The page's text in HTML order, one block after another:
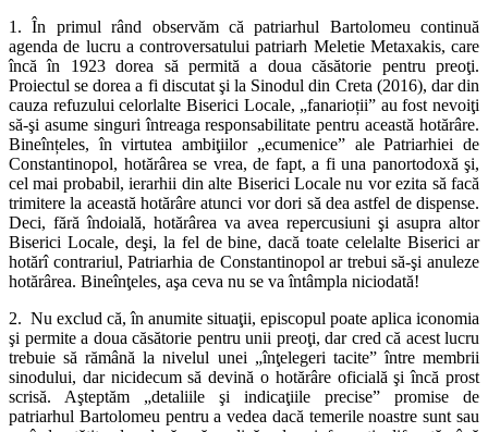
1. În primul rând observăm că patriarhul Bartolomeu continuă
agenda de lucru a controversatului patriarh Meletie Metaxakis, care
încă în 1923 dorea să permită a doua căsătorie pentru preoţi.
Proiectul se dorea a fi discutat şi la Sinodul din Creta (2016), dar din
cauza refuzului celorlalte Biserici Locale, „fanarioții” au fost nevoiţi
să-şi asume singuri întreaga responsabilitate pentru această hotărâre.
Bineînțeles, în virtutea ambiţiilor „ecumenice” ale Patriarhiei de
Constantinopol, hotărârea se vrea, de fapt, a fi una panortodoxă şi,
cel mai probabil, ierarhii din alte Biserici Locale nu vor ezita să facă
trimitere la această hotărâre atunci vor dori să dea astfel de dispense.
Deci, fără îndoială, hotărârea va avea repercusiuni şi asupra altor
Biserici Locale, deşi, la fel de bine, dacă toate celelalte Biserici ar
hotărî contrariul, Patriarhia de Constantinopol ar trebui să-şi anuleze
hotărârea. Bineînţeles, aşa ceva nu se va întâmpla niciodată!
2. Nu exclud că, în anumite situaţii, episcopul poate aplica iconomia
şi permite a doua căsătorie pentru unii preoţi, dar cred că acest lucru
trebuie să rămână la nivelul unei „înţelegeri tacite” între membrii
sinodului, dar nicidecum să devină o hotărâre oficială şi încă prost
scrisă. Aşteptăm „detaliile şi indicaţiile precise” promise de
patriarhul Bartolomeu pentru a vedea dacă temerile noastre sunt sau